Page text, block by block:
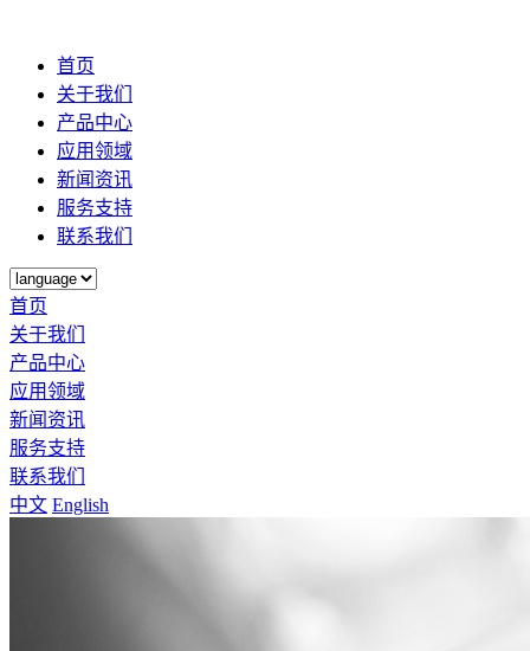
首页
关于我们
产品中心
应用领域
新闻资讯
服务支持
联系我们
首页
关于我们
产品中心
应用领域
新闻资讯
服务支持
联系我们
中文 English